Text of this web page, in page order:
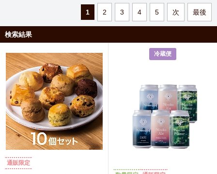
1 2 3 4 5 次 最後
検索結果
通販限定
冷蔵便